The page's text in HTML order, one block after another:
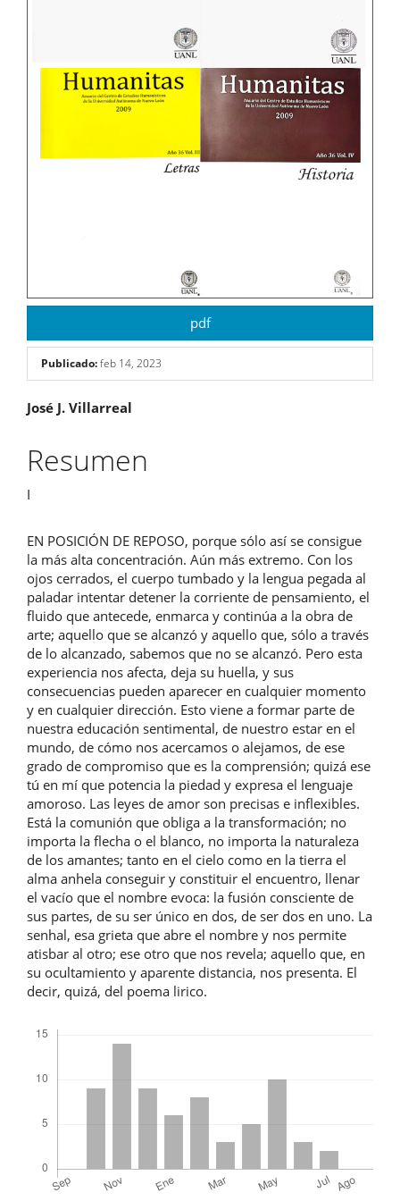
pdf
Publicado:feb 14, 2023
Contenido
principal
del
artículo
José J. Villarreal
Resumen
I
EN POSICIÓN DE REPOSO, porque sólo así se consigue
la más alta concentración. Aún más extremo. Con los
ojos cerrados, el cuerpo tumbado y la lengua pegada al
paladar intentar detener la corriente de pensamiento, el
fluido que antecede, enmarca y continúa a la obra de
arte; aquello que se alcanzó y aquello que, sólo a través
de lo alcanzado, sabemos que no se alcanzó. Pero esta
experiencia nos afecta, deja su huella, y sus
consecuencias pueden aparecer en cualquier momento
y en cualquier dirección. Esto viene a formar parte de
nuestra educación sentimental, de nuestro estar en el
mundo, de cómo nos acercamos o alejamos, de ese
grado de compromiso que es la comprensión; quizá ese
tú en mí que potencia la piedad y expresa el lenguaje
amoroso. Las leyes de amor son precisas e inflexibles.
Está la comunión que obliga a la transformación; no
importa la flecha o el blanco, no importa la naturaleza
de los amantes; tanto en el cielo como en la tierra el
alma anhela conseguir y constituir el encuentro, llenar
el vacío que el nombre evoca: la fusión consciente de
sus partes, de su ser único en dos, de ser dos en uno. La
senhal, esa grieta que abre el nombre y nos permite
atisbar al otro; ese otro que nos revela; aquello que, en
su ocultamiento y aparente distancia, nos presenta. El
decir, quizá, del poema lirico.